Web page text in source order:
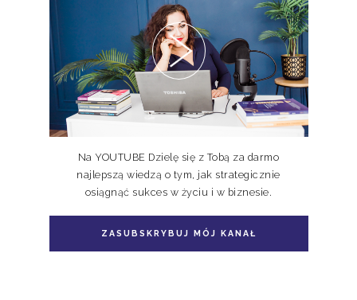
Pakiet 2 książek Doskonale
Niedoskonali TOM I, II
Pakiet książka + e-book Doskonale
Niedoskonali TOM II
Na YOUTUBE Dzielę się z Tobą za darmo
najlepszą wiedzą o tym, jak strategicznie
osiągnąć sukces w życiu i w biznesie.
ZASUBSKRYBUJ MÓJ KANAŁ